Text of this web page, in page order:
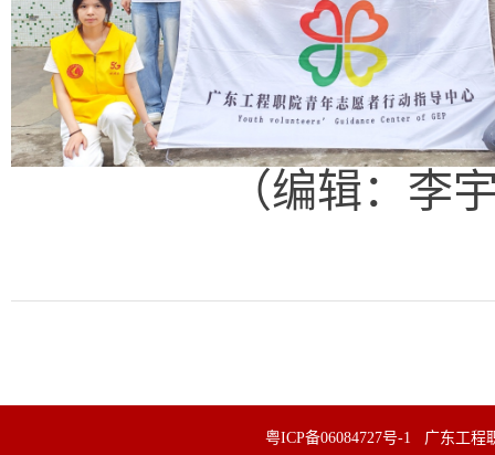
（编辑：李
粤ICP备06084727号-1 广东工